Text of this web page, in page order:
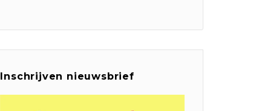
Inschrijven nieuwsbrief